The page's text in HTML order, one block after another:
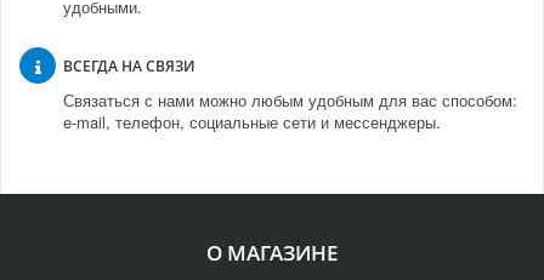
удобными.
ВСЕГДА НА СВЯЗИ
Связаться с нами можно любым удобным для вас способом:
e-mail, телефон, социальные сети и мессенджеры.
О МАГАЗИНЕ